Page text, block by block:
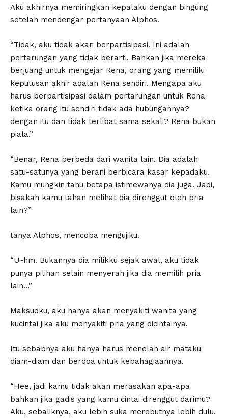
Aku akhirnya memiringkan kepalaku dengan bingung
setelah mendengar pertanyaan Alphos.
“Tidak, aku tidak akan berpartisipasi. Ini adalah
pertarungan yang tidak berarti. Bahkan jika mereka
berjuang untuk mengejar Rena, orang yang memiliki
keputusan akhir adalah Rena sendiri. Mengapa aku
harus berpartisipasi dalam pertarungan untuk Rena
ketika orang itu sendiri tidak ada hubungannya?
dengan itu dan tidak terlibat sama sekali? Rena bukan
piala.”
“Benar, Rena berbeda dari wanita lain. Dia adalah
satu-satunya yang berani berbicara kasar kepadaku.
Kamu mungkin tahu betapa istimewanya dia juga. Jadi,
bisakah kamu tahan melihat dia direnggut oleh pria
lain?”
tanya Alphos, mencoba mengujiku.
“U~hm. Bukannya dia milikku sejak awal, aku tidak
punya pilihan selain menyerah jika dia memilih pria
lain…”
Maksudku, aku hanya akan menyakiti wanita yang
kucintai jika aku menyakiti pria yang dicintainya.
Itu sebabnya aku hanya harus menelan air mataku
diam-diam dan berdoa untuk kebahagiaannya.
“Hee, jadi kamu tidak akan merasakan apa-apa
bahkan jika gadis yang kamu cintai direnggut darimu?
Aku, sebaliknya, aku lebih suka merebutnya lebih dulu.